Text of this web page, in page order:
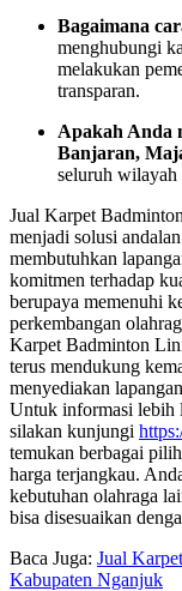
Bagaimana
menghubungi
melakukan
transparan.
Apakah Anda
Banjaran,
seluruh wilayah
Jual Karpet
menjadi solusi
membutuhkan
komitmen terhadap
berupaya memenuhi
perkembangan
Karpet Badminton
terus mendukung
menyediakan
Untuk informasi lebih
silakan kunjungi
temukan berbagai
harga terjangkau.
kebutuhan olahraga
bisa disesuaikan
Baca Juga: Jual
Kabupaten Nganjuk